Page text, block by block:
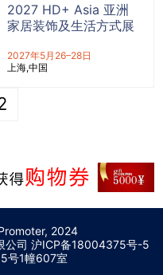
2027 HD+ Asia 亚洲
家居装饰及生活方式展
2027年5月26–28日
上海 中国
2024
公司 沪ICP备18004375号-5
号1幢607室